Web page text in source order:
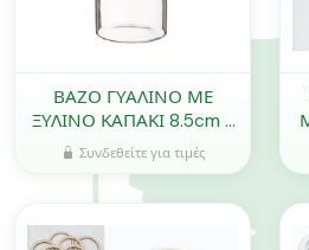
ΒΑΖΟ ΓΥΑΛΙΝΟ ΜΕ
ΞΥΛΙΝΟ ΚΑΠΑΚΙ 8.5cm x
10cm 0503369
Συνδεθείτε για τιμές